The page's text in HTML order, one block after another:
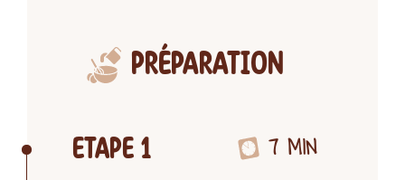
PRÉPARATION
ETAPE 1 7 MIN